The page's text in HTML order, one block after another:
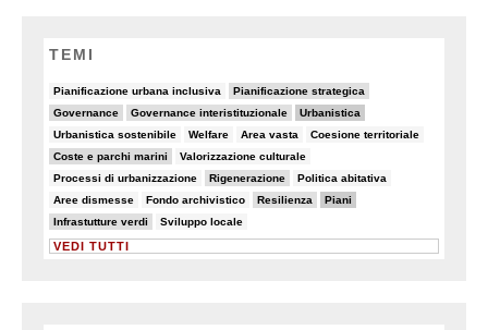
TEMI
Pianificazione urbana inclusiva
6/90 Pianificazione strategica
11/90
Governance
21/90 Governance interistituzionale
14/90 Urbanistica
28/90
Urbanistica sostenibile
6/90 Welfare
5/90 Area vasta
7/90 Coesione territoriale
8/90
Coste e parchi marini
19/90 Valorizzazione culturale
8/90
Processi di urbanizzazione
8/90 Rigenerazione
16/90 Politica abitativa
8/90
Aree dismesse
5/90 Fondo archivistico
7/90 Resilienza
17/90 Piani
28/90
Infrastutture verdi
13/90 Sviluppo locale
6/90
VEDI TUTTI